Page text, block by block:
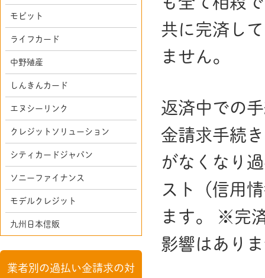
共に完済し
ません。
返済中での
金請求手続
がなくなり
スト（信用
ます。 ※完
影響はあり
モビット
ライフカード
中野殖産
しんきんカード
エヌシーリンク
クレジットソリューション
シティカードジャパン
ソニーファイナンス
モデルクレジット
九州日本信販
業者別の過払い金請求の対